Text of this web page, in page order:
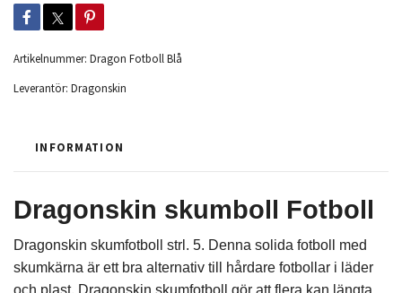
Artikelnummer: Dragon Fotboll Blå
Leverantör: Dragonskin
INFORMATION
Dragonskin skumboll Fotboll
Dragonskin skumfotboll strl. 5. Denna solida fotboll med
skumkärna är ett bra alternativ till hårdare fotbollar i läder